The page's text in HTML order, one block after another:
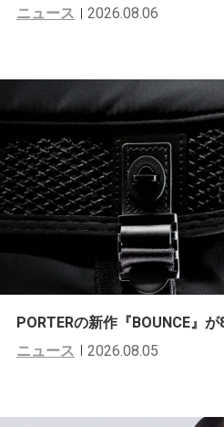
ニュース
2026.08.06
PORTERの新作『BOUNCE』
ニュース
2026.08.05